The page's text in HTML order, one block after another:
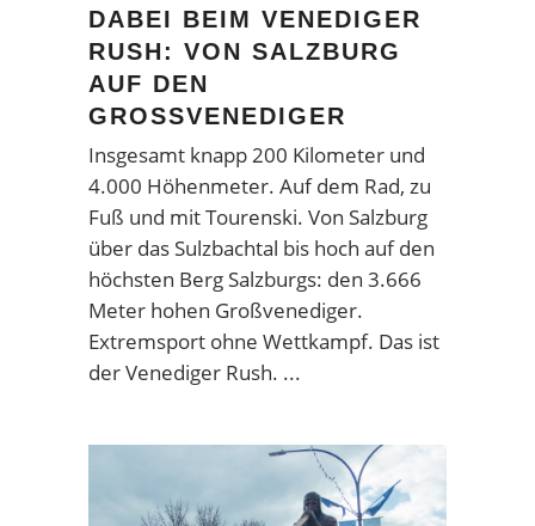
DABEI BEIM VENEDIGER
RUSH: VON SALZBURG
AUF DEN
GROSSVENEDIGER
Insgesamt knapp 200 Kilometer und
4.000 Höhenmeter. Auf dem Rad, zu
Fuß und mit Tourenski. Von Salzburg
über das Sulzbachtal bis hoch auf den
höchsten Berg Salzburgs: den 3.666
Meter hohen Großvenediger.
Extremsport ohne Wettkampf. Das ist
der Venediger Rush.